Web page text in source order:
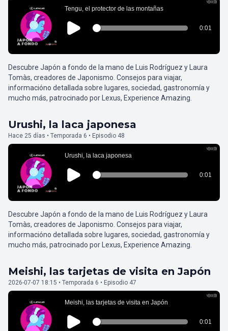
Descubre Japón a fondo de la mano de Luis Rodríguez y Laura
Tomàs, creadores de Japonismo. Consejos para viajar,
informacióno detallada sobre lugares, sociedad, gastronomía y
mucho más, patrocinado por Lexus, Experience Amazing.
Urushi, la laca japonesa
Hace 25 días • Temporada 6 • Episodio 48
Descubre Japón a fondo de la mano de Luis Rodríguez y Laura
Tomàs, creadores de Japonismo. Consejos para viajar,
informacióno detallada sobre lugares, sociedad, gastronomía y
mucho más, patrocinado por Lexus, Experience Amazing.
Meishi, las tarjetas de visita en Japón
2026-07-07 18:15 • Temporada 6 • Episodio 47